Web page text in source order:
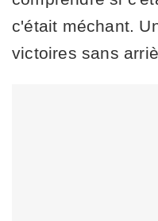
c'était méchant.
victoires sans